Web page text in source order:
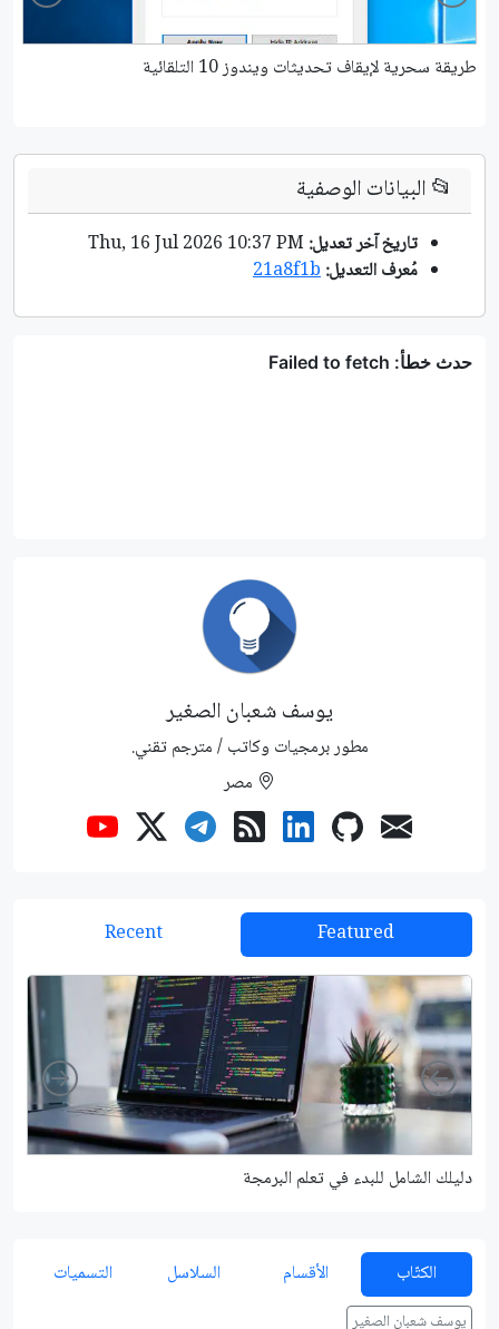
طريقة سحرية لإيقاف تحديثات ويندوز 10 التلقائية
📂البيانات الوصفية
تاريخ آخر تعديل:
مُعرف التعديل:21a8f1b
يوسف شعبان الصغير
مطور برمجيات وكاتب / مترجم تقني.
مصر
Featured
Recent
دليلك الشامل للبدء في تعلم البرمجة
Left
الكتّاب الأقسام السلاسل التسميات
يوسف شعبان الصغير